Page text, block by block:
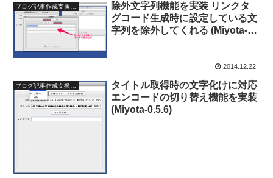
除外文字列機能を実装 リンクタ
グコード生成時に設定している文
字列を除外してくれる (Miyota-
2014.12.22
タイトル取得時の文字化けに対応
エンコードの切り替え機能を実装
(Miyota-0.5.6)